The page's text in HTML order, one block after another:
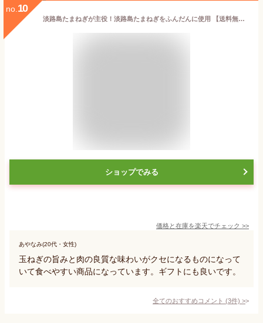
no. 10
淡路島たまねぎが主役！淡路島たまねぎをふんだんに使用 【送料無料】淡路島たまねぎハンバーグ150g×6個ソース付き＃淡路島ハンバーグ6個ソース付き＃ 淡路島 玉ねぎ たっぷり ハンバーグ 冷凍 熨斗 お中元 御祝 たまねぎ
ショップでみる
価格と在庫を楽天でチェック >>
あやなみ(20代・女性)
玉ねぎの旨みと肉の良質な味わいがクセになるものになって
いて食べやすい商品になっています。ギフトにも良いです。
全てのおすすめコメント (3件) >